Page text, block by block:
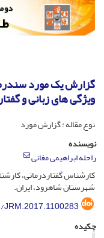
گزارش یک مورد سندرم
ویژگی های زبانی و
نوع مقاله : گزارش مورد
نویسنده
راحله ابراهیمی مغانی
کارشناس گفتاردرمانی،
شهرستان شاهرود، ایران.
چکیده